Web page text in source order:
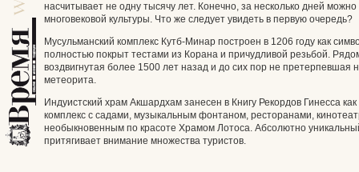
насчитывает не одну тысячу лет. Конечно, за несколько дней
многовековой культуры. Что же следует увидеть в первую очередь?
Мусульманский комплекс Кутб-Минар построен в 1206 году как
полностью покрыт тестами из Корана и причудливой резьбой.
воздвигнутая более 1500 лет назад и до сих пор не претерпевшая
метеорита.
Индуистский храм Акшардхам занесен в Книгу Рекордов Гинесса
комплекс с садами, музыкальным фонтаном, ресторанами,
необыкновенным по красоте Храмом Лотоса. Абсолютно
притягивает внимание множества туристов.